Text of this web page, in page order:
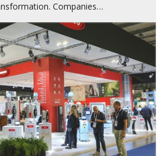
Companies…